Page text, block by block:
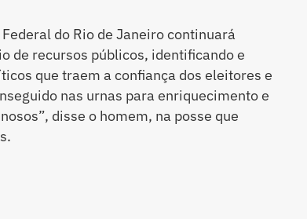
do Rio de Janeiro continuará
de recursos públicos, identificando e
que traem a confiança dos eleitores e
nas urnas para enriquecimento e
disse o homem, na posse que